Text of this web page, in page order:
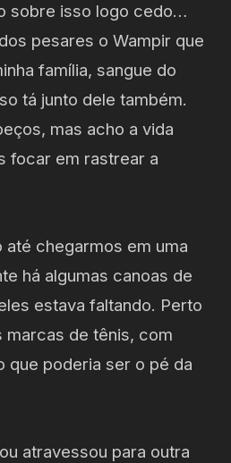
sobre isso logo cedo…
pesares o Wampir que
família, sangue do
tá junto dele também.
mas acho a vida
focar em rastrear a
até chegarmos em uma
há algumas canoas de
estava faltando. Perto
marcas de tênis, com
que poderia ser o pé da
atravessou para outra